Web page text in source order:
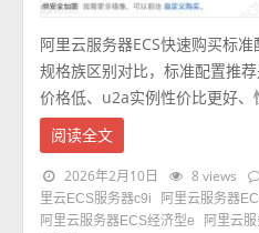
阿里云服务器ECS快速购买标
规格族区别对比，标准配置推
价格低、u2a实例性价比更好、
阅读全文
2026年2月10日 8 views
里云ECS服务器c9i
阿里云服务器
阿里云服务器ECS经济型e
阿里云